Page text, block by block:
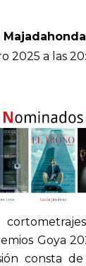
Majadahonda
2025 a las
Goya
consta de